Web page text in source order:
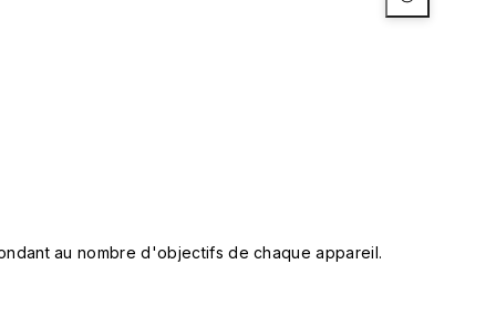
au nombre d'objectifs de chaque appareil.